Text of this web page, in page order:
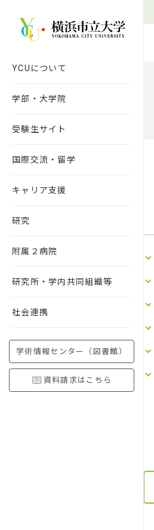
YCUについて
学部・大学院
受験生サイト
国際交流・留学
キャリア支援
研究
附属２病院
研究所・学内共同組織等
社会連携
学術情報センター（図書館）
資料請求はこちら